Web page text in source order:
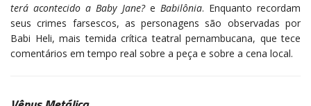
terá acontecido a Baby Jane?e Babilônia. Enquanto recordam
seus crimes farsescos, as personagens são observadas por
Babi Heli, mais temida crítica teatral pernambucana, que tece
comentários em tempo real sobre a peça e sobre a cena local.